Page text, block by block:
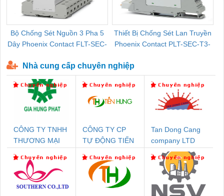
Bộ Chống Sét Nguồn 3 Pha 5
Dây Phoenix Contact FLT-SEC-
Thiết Bị Chống Sét Lan Truyền
Phoenix Contact PLT-SEC-T3-
Nhà cung cấp chuyên nghiệp
CÔNG TY TNHH
THƯƠNG MẠI
THUẬT ĐIỆN CƠ
GIA HƯNG PHÁT
CÔNG TY CP
TỰ ĐỘNG TIẾN
Tan Dong Cang
company LTD